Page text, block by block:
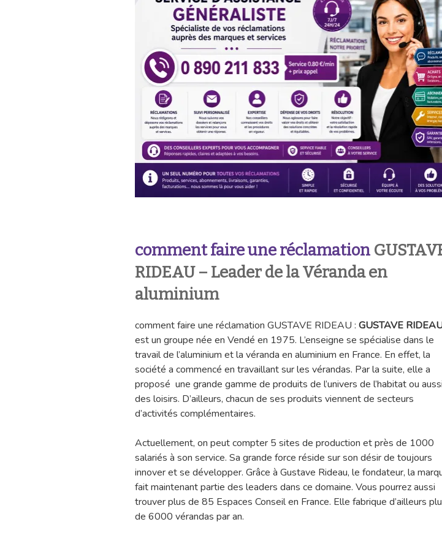
comment faire une réclamation
RIDEAU – Leader de la Véranda en
aluminium
comment faire une réclamation GUSTAVE RIDEAU : GUSTAVE
est un groupe née en Vendé en 1975. L’enseigne se spécialise dans le
travail de l’aluminium et la véranda en aluminium en France. En effet, la
société a commencé en travaillant sur les vérandas. Par la suite, elle a
proposé une grande gamme de produits de l’univers de l’habitat ou aussi
des loisirs. D’ailleurs, chacun de ses produits viennent de secteurs
d’activités complémentaires.
Actuellement, on peut compter 5 sites de production et près de 1000
salariés à son service. Sa grande force réside sur son désir de toujours
innover et se développer. Grâce à Gustave Rideau, le fondateur, la
fait maintenant partie des leaders dans ce domaine. Vous pourrez aussi
trouver plus de 85 Espaces Conseil en France. Elle fabrique d’ailleurs
de 6000 vérandas par an.